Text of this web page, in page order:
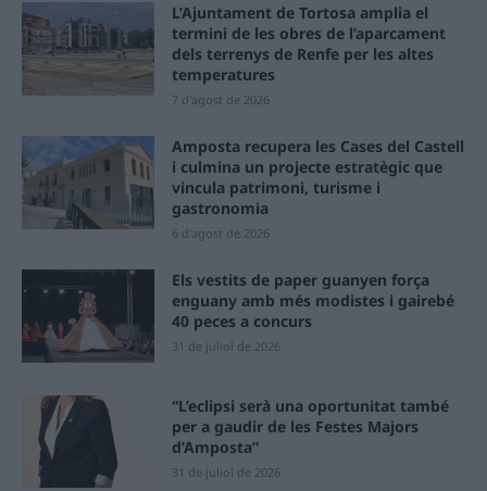
L’Ajuntament de Tortosa amplia el
termini de les obres de l’aparcament
dels terrenys de Renfe per les altes
temperatures
7 d'agost de 2026
Amposta recupera les Cases del Castell
i culmina un projecte estratègic que
vincula patrimoni, turisme i
gastronomia
6 d'agost de 2026
Els vestits de paper guanyen força
enguany amb més modistes i gairebé
40 peces a concurs
31 de juliol de 2026
“L’eclipsi serà una oportunitat també
per a gaudir de les Festes Majors
d’Amposta”
31 de juliol de 2026